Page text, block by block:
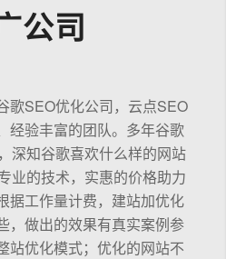
公司
歌SEO优化公司，云点SEO
经验丰富的团队。多年谷歌
深知谷歌喜欢什么样的网站
业的技术，实惠的价格助力
据工作量计费，建站加优化
，做出的效果有真实案例参
站优化模式；优化的网站不